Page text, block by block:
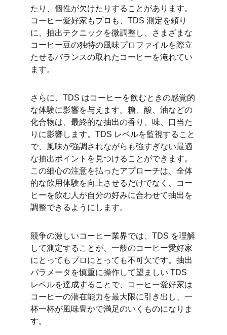
たり、個性が欠けたりすることがあります。
コーヒー愛好家もプロも、TDS 測定を頼り
に、抽出テクニックを微調整し、さまざまな
コーヒー豆の独特の風味プロファイルを際立
たせるバランスの取れたコーヒーを淹れてい
ます。
さらに、TDS はコーヒーを飲むときの感覚的
な体験に影響を与えます。糖、酸、油などの
化合物は、最終的な抽出の香り、味、口当た
りに影響します。TDS レベルを監視すること
で、風味が強調されながらも強すぎない最適
な抽出ポイントを見つけることができます。
この細心の注意を払ったアプローチは、全体
的な飲用体験を向上させるだけでなく、コー
ヒーを飲む人が自分の好みに合わせて抽出を
調整できるようにします。
競争の激しいコーヒー業界では、TDS を理解
して測定することが、一般のコーヒー愛好家
にとってもプロにとっても不可欠です。抽出
パラメータを慎重に操作して望ましい TDS
レベルを達成することで、コーヒー愛好家は
コーヒーの潜在能力を最大限に引き出し、一
杯一杯が風味豊かで満足のいくものになりま
す。